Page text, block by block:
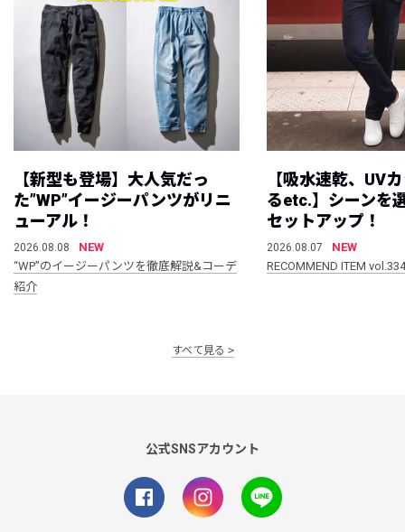
【新型も登場】大人気だっ
た”WP”イージーパンツがリニ
ューアル！
2026.08.08
NEW
“WP”のイージーパンツを徹底解説&コーデ
紹介
【吸水速乾、UV
るetc.】シーンを
セットアップ！
2026.08.07
NEW
RECOMMEND ITEM vol.334
すべて見る
公式SNSアカウント